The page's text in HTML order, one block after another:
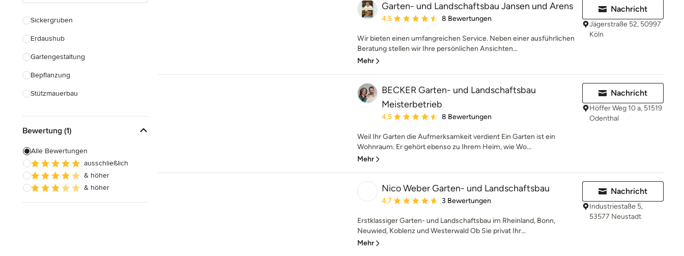
Einbauschränke
Sickergruben
Erdaushub
Gartengestaltung
Bepflanzung
Stützmauerbau
Gewächshausbau
Teichbau
Alle anzeigen
Bewertung (1)
Alle Bewertungen
ausschließlich
& höher
& höher
Garten- und Landschaftsbau Jansen und Arens
Durchschnittliche Bewertung: 4.5 von 5 Sternen
4,5 8 Bewertungen
Wir bieten einen umfangreichen Service. Neben einer ausführlichen
Beratung stellen wir Ihre persönlichen Ansichten...
Mehr
Nachricht
Jägerstraße 52, 50997
Köln
BECKER Garten- und Landschaftsbau
Meisterbetrieb
Durchschnittliche Bewertung: 4.5 von 5 Sternen
4,5 8 Bewertungen
Weil Ihr Garten die Aufmerksamkeit verdient Ein Garten ist ein
Wohnraum. Er gehört ebenso zu Ihrem Heim, wie Wo...
Mehr
Nachricht
Höffer Weg 10 a, 51519
Odenthal
Nico Weber Garten- und Landschaftsbau
Durchschnittliche Bewertung: 4.7 von 5 Sternen
4,7 3 Bewertungen
Erstklassiger Garten- und Landschaftsbau im Rheinland, Bonn,
Neuwied, Koblenz und Westerwald Ob Sie privat Ihr...
Mehr
Nachricht
Industriestaße 5,
53577 Neustadt